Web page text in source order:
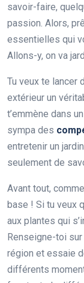
savoir-faire,
passion. Alors,
essentielles qui
Allons-y, on va
Tu veux te lancer
extérieur un
t’emmène dans
sympa des
entretenir un
seulement de
Avant tout,
base ! Si tu veux
aux plantes qui
Renseigne-toi
région et essaie
différents